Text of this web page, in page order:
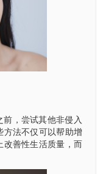
前，尝试其他非侵入
方法不仅可以帮助增
善性生活质量，而